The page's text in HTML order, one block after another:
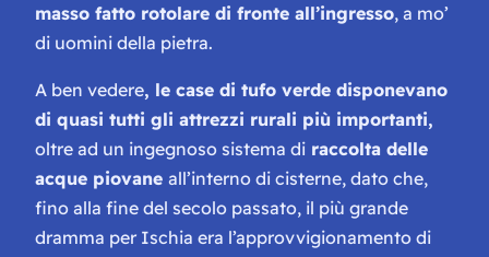
masso fatto rotolare di fronte all’ingresso, a mo’
di uomini della pietra.
A ben vedere, le case di tufo verde disponevano
di quasi tutti gli attrezzi rurali più importanti,
oltre ad un ingegnoso sistema di raccolta delle
acque piovane all’interno di cisterne, dato che,
fino alla fine del secolo passato, il più grande
dramma per Ischia era l’approvvigionamento di